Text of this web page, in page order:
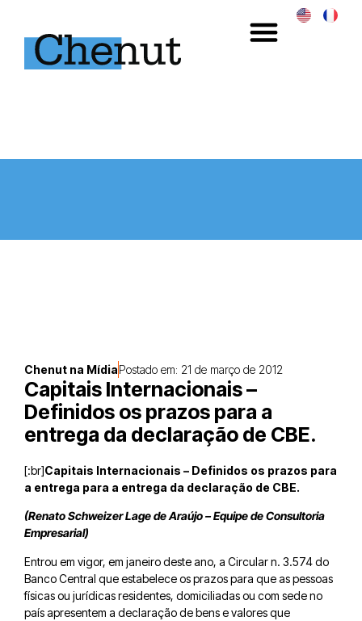
Chenut na MídiaPostado em: 21 de março de 2012
Capitais Internacionais –
Definidos os prazos para a
entrega da declaração de CBE.
[:br]Capitais Internacionais – Definidos os prazos para
a entrega para a entrega da declaração de CBE.
(Renato Schweizer Lage de Araújo – Equipe de Consultoria
Empresarial)
Entrou em vigor, em janeiro deste ano, a Circular n. 3.574 do
Banco Central que estabelece os prazos para que as pessoas
físicas ou jurídicas residentes, domiciliadas ou com sede no
país apresentem a declaração de bens e valores que